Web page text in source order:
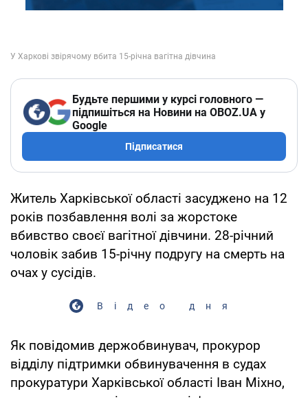
Будьте першими у курсі головного —
підпишіться на Новини на OBOZ.UA у
Google
Підписатися
Житель Харківської області засуджено на 12
років позбавлення волі за жорстоке
вбивство своєї вагітної дівчини. 28-річний
чоловік забив 15-річну подругу на смерть на
очах у сусідів.
Відео дня
Як повідомив держобвинувач, прокурор
відділу підтримки обвинувачення в судах
прокуратури Харківської області Іван Міхно,